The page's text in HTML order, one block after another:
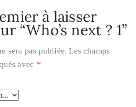
à laisser
“Who’s next ? 1”
sera pas publiée. Les champs
avec *